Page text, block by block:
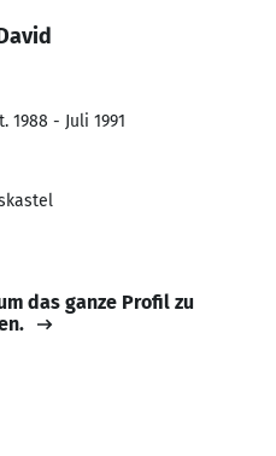
1988 - Juli 1991
das ganze Profil zu